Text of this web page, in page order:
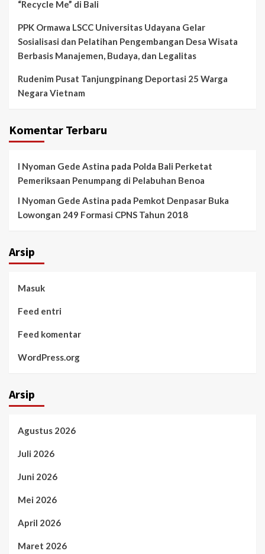
“Recycle Me” di Bali
PPK Ormawa LSCC Universitas Udayana Gelar
Sosialisasi dan Pelatihan Pengembangan Desa Wisata
Berbasis Manajemen, Budaya, dan Legalitas
Rudenim Pusat Tanjungpinang Deportasi 25 Warga
Negara Vietnam
Komentar Terbaru
I Nyoman Gede Astina pada Polda Bali Perketat
Pemeriksaan Penumpang di Pelabuhan Benoa
I Nyoman Gede Astina pada Pemkot Denpasar Buka
Lowongan 249 Formasi CPNS Tahun 2018
Arsip
Masuk
Feed entri
Feed komentar
WordPress.org
Arsip
Agustus 2026
Juli 2026
Juni 2026
Mei 2026
April 2026
Maret 2026